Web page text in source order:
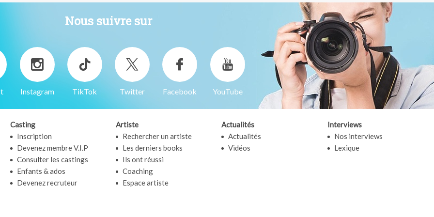
Nous suivre sur
Instagram TikTok Twitter Facebook YouTube
Casting
Inscription
Devenez membre V.I.P
Consulter les castings
Enfants & ados
Devenez recruteur
Artiste
Rechercher un artiste
Les derniers books
Ils ont réussi
Coaching
Espace artiste
Actualités
Actualités
Vidéos
Interviews
Nos interviews
Lexique